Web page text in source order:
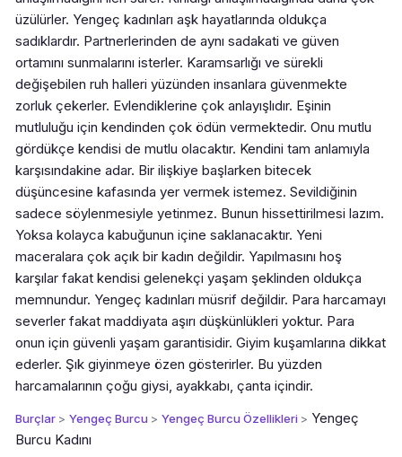
üzülürler. Yengeç kadınları aşk hayatlarında oldukça
sadıklardır. Partnerlerinden de aynı sadakati ve güven
ortamını sunmalarını isterler. Karamsarlığı ve sürekli
değişebilen ruh halleri yüzünden insanlara güvenmekte
zorluk çekerler. Evlendiklerine çok anlayışlıdır. Eşinin
mutluluğu için kendinden çok ödün vermektedir. Onu mutlu
gördükçe kendisi de mutlu olacaktır. Kendini tam anlamıyla
karşısındakine adar. Bir ilişkiye başlarken bitecek
düşüncesine kafasında yer vermek istemez. Sevildiğinin
sadece söylenmesiyle yetinmez. Bunun hissettirilmesi lazım.
Yoksa kolayca kabuğunun içine saklanacaktır. Yeni
maceralara çok açık bir kadın değildir. Yapılmasını hoş
karşılar fakat kendisi gelenekçi yaşam şeklinden oldukça
memnundur. Yengeç kadınları müsrif değildir. Para harcamayı
severler fakat maddiyata aşırı düşkünlükleri yoktur. Para
onun için güvenli yaşam garantisidir. Giyim kuşamlarına dikkat
ederler. Şık giyinmeye özen gösterirler. Bu yüzden
harcamalarının çoğu giysi, ayakkabı, çanta içindir.
Burçlar > Yengeç Burcu > Yengeç Burcu Özellikleri > Yengeç
Burcu Kadını